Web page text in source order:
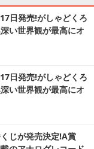
日発売!がしゃどくろ
い世界観が最高にオ
日発売!がしゃどくろ
い世界観が最高にオ
じが発売決定!A賞